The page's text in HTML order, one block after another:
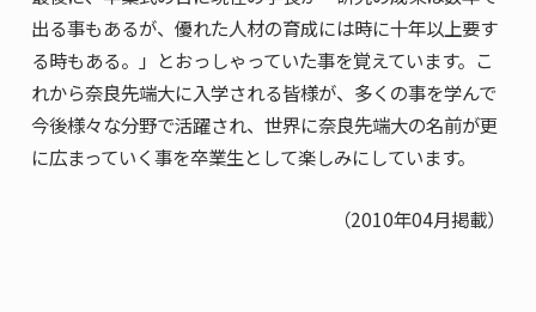
出る事もあるが、優れた人材の育成には時に十年以上要す
る時もある。」とおっしゃっていた事を覚えています。こ
れから奈良先端大に入学される皆様が、多くの事を学んで
今後様々な分野で活躍され、世界に奈良先端大の名前が更
に広まっていく事を卒業生として楽しみにしています。
（2010年04月掲載）